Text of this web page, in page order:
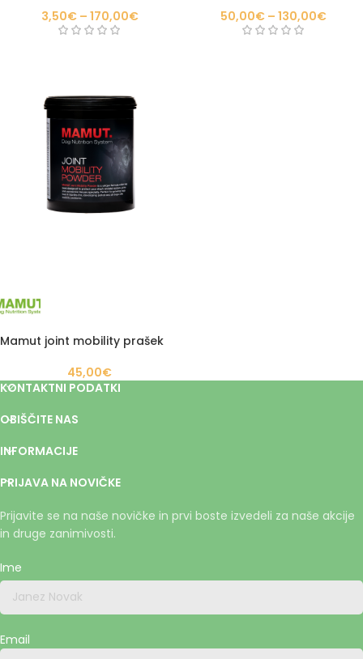
3,50€ – 170,00€
50,00€ – 130,00€
Mamut joint mobility prašek
45,00€
KONTAKTNI PODATKI
OBIŠČITE NAS
INFORMACIJE
PRIJAVA NA NOVIČKE
Prijavite se na naše novičke in prvi boste izvedeli za naše akcije
in druge zanimivosti.
Ime
Email